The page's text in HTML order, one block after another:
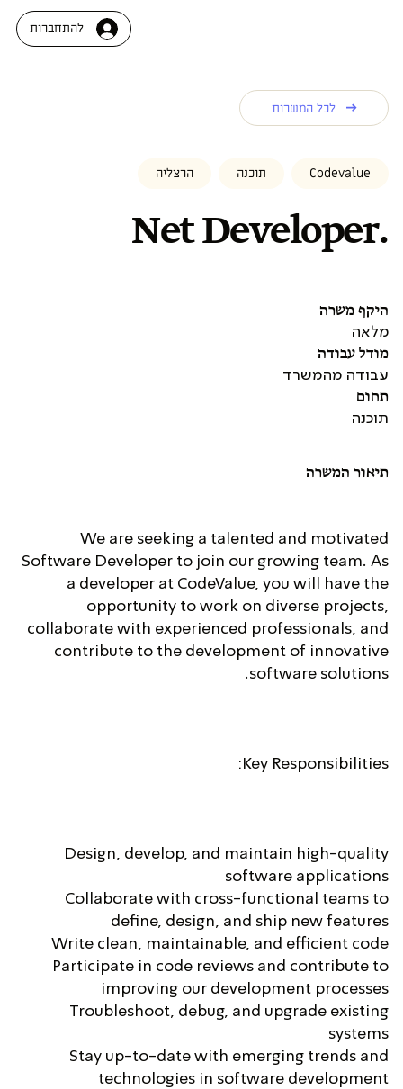
להתחברות
תיאור המשרה
We are seeking a talented and motivated
Software Developer to join our growing team. As
a developer at CodeValue, you will have the
opportunity to work on diverse projects,
collaborate with experienced professionals, and
contribute to the development of innovative
software solutions.
Key Responsibilities:
Design, develop, and maintain high-quality
software applications
Collaborate with cross-functional teams to
define, design, and ship new features
Write clean, maintainable, and efficient code
Participate in code reviews and contribute to
improving our development processes
Troubleshoot, debug, and upgrade existing
systems
Stay up-to-date with emerging trends and
technologies in software development
לכל המשרות
.Net Developer
Codevalue תוכנה הרצליה
היקף משרה
מלאה
מודל עבודה
עבודה מהמשרד
תחום
תוכנה